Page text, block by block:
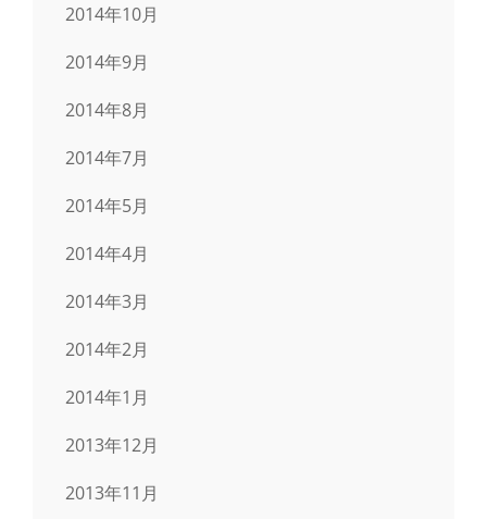
2014年10月
2014年9月
2014年8月
2014年7月
2014年5月
2014年4月
2014年3月
2014年2月
2014年1月
2013年12月
2013年11月